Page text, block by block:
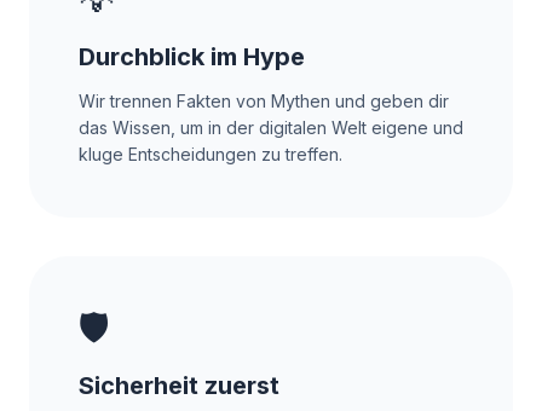
Durchblick im Hype
Wir trennen Fakten von Mythen und geben dir
das Wissen, um in der digitalen Welt eigene und
kluge Entscheidungen zu treffen.
🛡️
Sicherheit zuerst